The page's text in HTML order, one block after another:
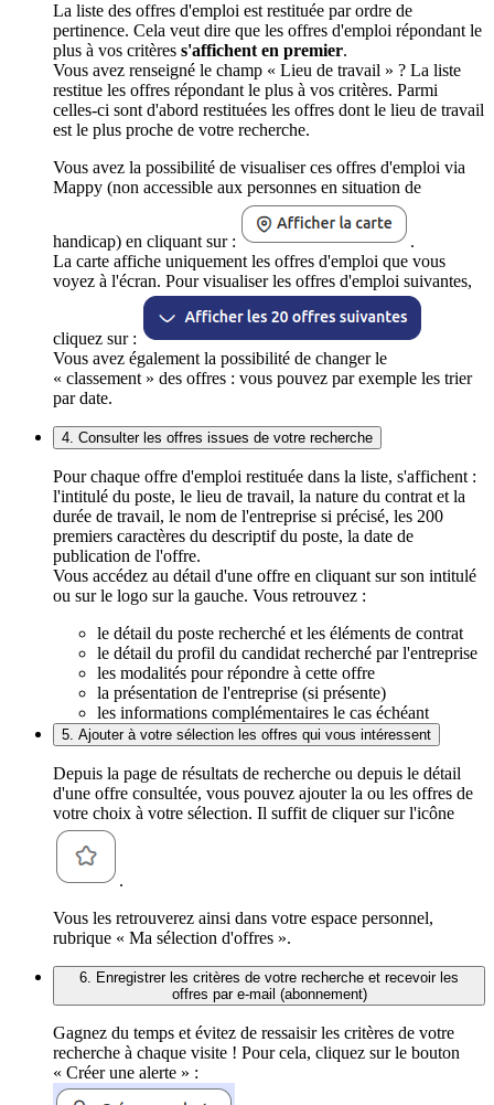
La liste des offres d'emploi est restituée par ordre de
pertinence. Cela veut dire que les offres d'emploi répondant le
plus à vos critères s'affichent en premier.
Vous avez renseigné le champ « Lieu de travail » ? La liste
restitue les offres répondant le plus à vos critères. Parmi
celles-ci sont d'abord restituées les offres dont le lieu de travail
est le plus proche de votre recherche.
Vous avez la possibilité de visualiser ces offres d'emploi via
Mappy (non accessible aux personnes en situation de
handicap) en cliquant sur :
.
La carte affiche uniquement les offres d'emploi que vous
voyez à l'écran. Pour visualiser les offres d'emploi suivantes,
cliquez sur :
Vous avez également la possibilité de changer le
« classement » des offres : vous pouvez par exemple les trier
par date.
4. Consulter les offres issues de votre recherche
Pour chaque offre d'emploi restituée dans la liste, s'affichent :
l'intitulé du poste, le lieu de travail, la nature du contrat et la
durée de travail, le nom de l'entreprise si précisé, les 200
premiers caractères du descriptif du poste, la date de
publication de l'offre.
Vous accédez au détail d'une offre en cliquant sur son intitulé
ou sur le logo sur la gauche. Vous retrouvez :
le détail du poste recherché et les éléments de contrat
le détail du profil du candidat recherché par l'entreprise
les modalités pour répondre à cette offre
la présentation de l'entreprise (si présente)
les informations complémentaires le cas échéant
5. Ajouter à votre sélection les offres qui vous intéressent
Depuis la page de résultats de recherche ou depuis le détail
d'une offre consultée, vous pouvez ajouter la ou les offres de
votre choix à votre sélection. Il suffit de cliquer sur l'icône
.
Vous les retrouverez ainsi dans votre espace personnel,
rubrique « Ma sélection d'offres ».
6. Enregistrer les critères de votre recherche et recevoir les
offres par e-mail (abonnement)
Gagnez du temps et évitez de ressaisir les critères de votre
recherche à chaque visite ! Pour cela, cliquez sur le bouton
« Créer une alerte » :